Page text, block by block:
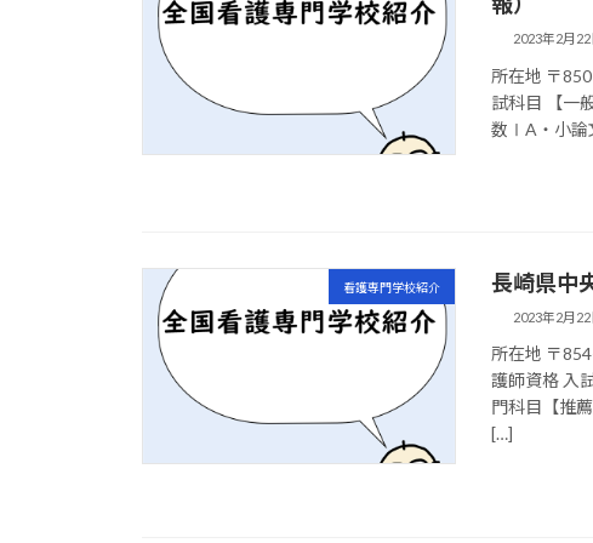
2023年2月22
所在地 〒
試科目 【一
数ⅠA・小論
看護専門学校紹介 長崎県中
2023年2月22
所在地 〒
護師資格 入
門科目【推
[…]